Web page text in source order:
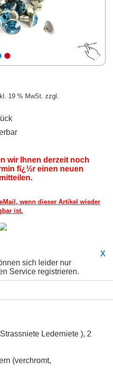
19 % MwSt. zzgl.
wir Ihnen derzeit noch
fï¿½r einen neuen
wenn dieser Artikel wieder
ist.
X
sich leider nur
Service registrieren.
Lederniete ), 2
(verchromt,